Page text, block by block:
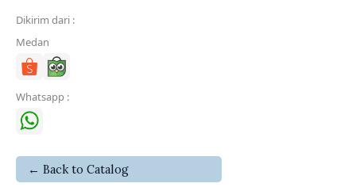
Dikirim dari :
Medan
Whatsapp :
← Back to Catalog